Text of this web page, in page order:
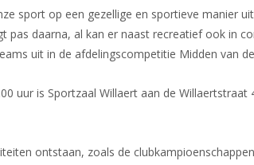
sport op een gezellige en sportieve manier
pas daarna, al kan er naast recreatief ook in
uit in de afdelingscompetitie Midden van
uur is Sportzaal Willaert aan de Willaertstraat
ontstaan, zoals de